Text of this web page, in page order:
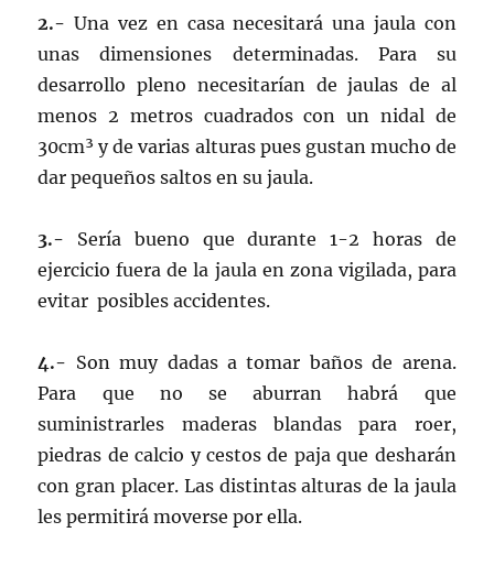
2.-Una vez en casa necesitará una jaula con
unas dimensiones determinadas. Para su
desarrollo pleno necesitarían de jaulas de al
menos 2 metros cuadrados con un nidal de
30cm³ y de varias alturas pues gustan mucho de
dar pequeños saltos en su jaula.
3.- Sería bueno que durante 1-2 horas de
ejercicio fuera de la jaula en zona vigilada, para
evitar posibles accidentes.
4.- Son muy dadas a tomar baños de arena.
Para que no se aburran habrá que
suministrarles maderas blandas para roer,
piedras de calcio y cestos de paja que desharán
con gran placer. Las distintas alturas de la jaula
les permitirá moverse por ella.